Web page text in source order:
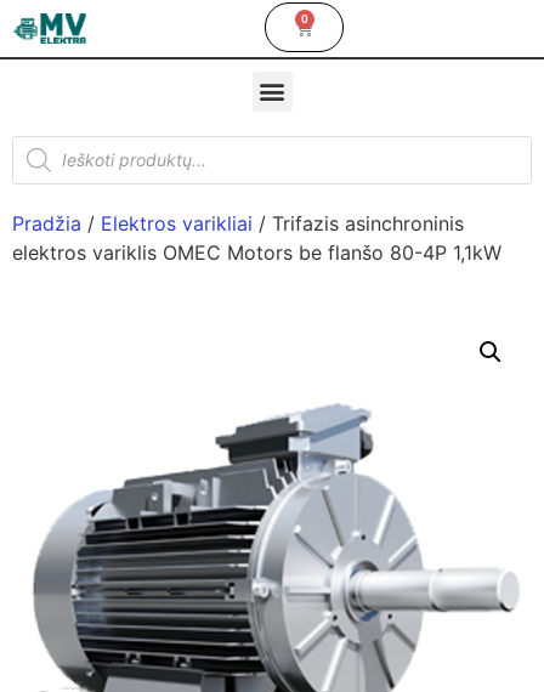
0
Pradžia / Elektros varikliai / Trifazis asinchroninis
elektros variklis OMEC Motors be flanšo 80-4P 1,1kW